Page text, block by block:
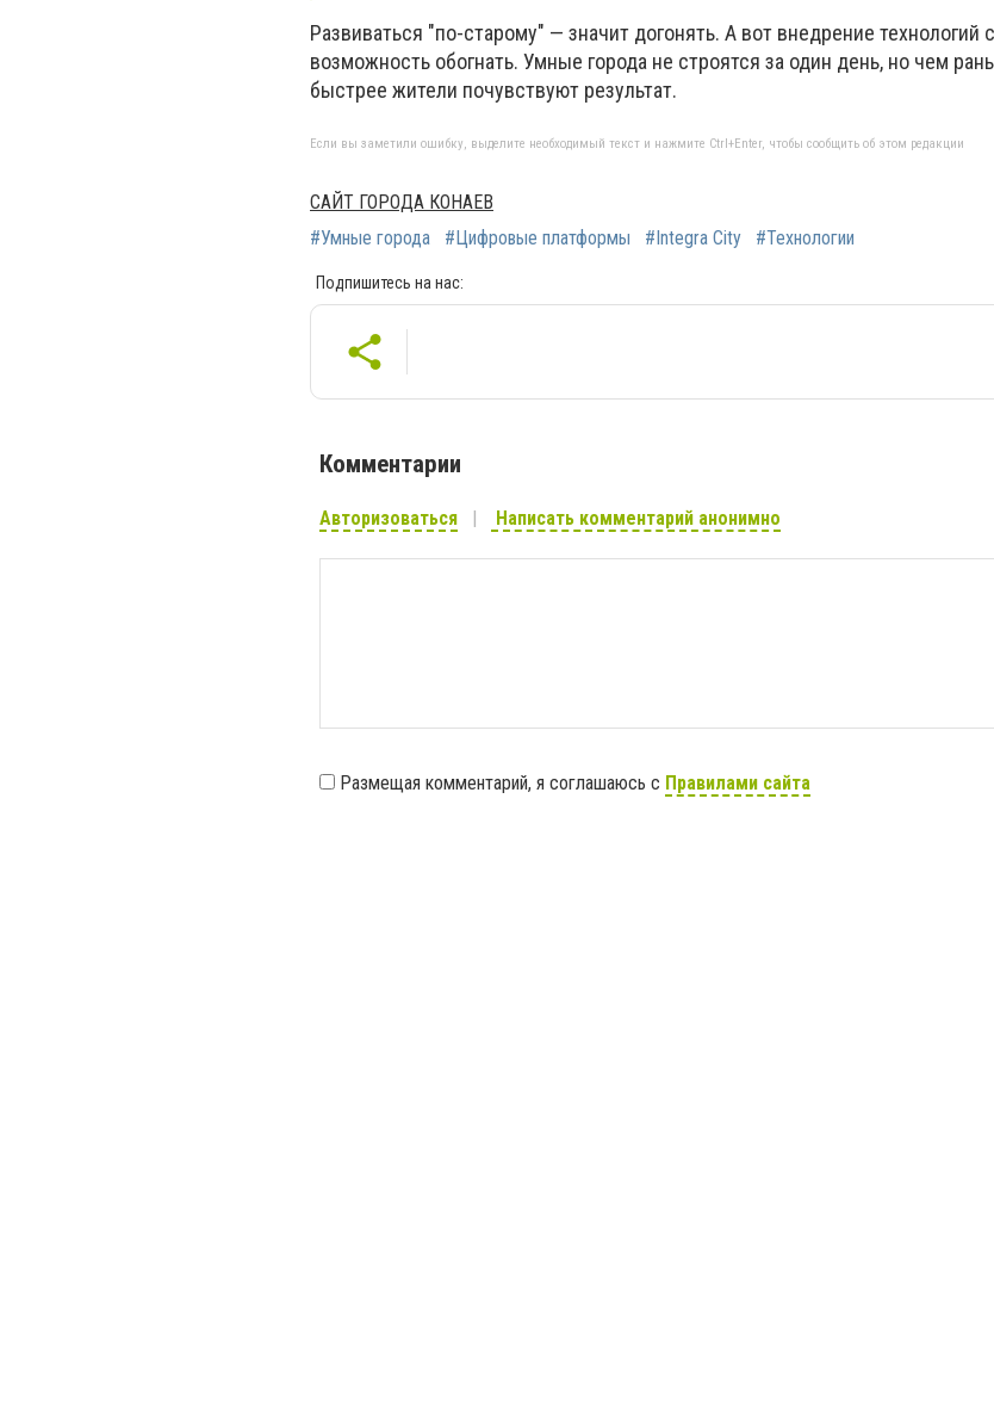
Развиваться "по-старому" — значит догонять. А вот внедрение технологий
возможность обогнать. Умные города не строятся за один день, но чем
быстрее жители почувствуют результат.
Если вы заметили ошибку, выделите необходимый текст и нажмите Ctrl+Enter, чтобы сообщить об этом редакции
САЙТ ГОРОДА КОНАЕВ
#Умные города
#Цифровые платформы #Integra City #Технологии
Подпишитесь на нас:
Комментарии
Авторизоваться Написать комментарий анонимно
Размещая комментарий, я соглашаюсь с Правилами сайта